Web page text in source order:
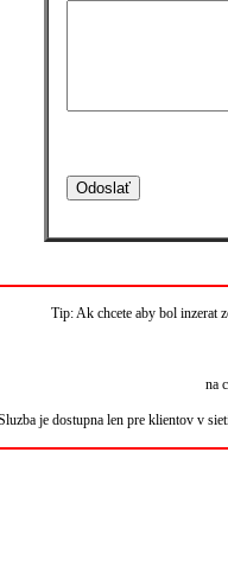
Tip: Ak chcete aby bol inzerat
na
je dostupna len pre klientov v